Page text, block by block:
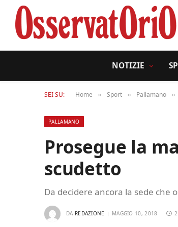
NOTIZIE
SEI SU: Home » Sport » Pallamano »
PALLAMANO
Prosegue la
scudetto
Da decidere ancora la sede che
DA REDAZIONE MAGGIO 10, 2018